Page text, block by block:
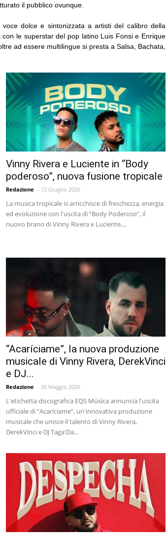
il pubblico ovunque.
dolce e sintonizzata a artisti del calibro della
le superstar del pop latino Luis Fonsi e Enrique
ad essere multilingue si presta a Salsa, Bachata,
Vinny Rivera e Luciente in “Body
poderoso”, nuova fusione tropicale
Redazione - 12 Giugno 2026
La musica tropicale si arricchisce di freschezza, energia
ed evoluzione con l'uscita di “Body Poderoso”, il
nuovo brano di Vinny Rivera e Luciente,...
“Acaríciame”, la nuova produzione
musicale di Vinny Rivera, DerekVinci
e DJ...
Redazione - 30 Maggio 2026
L'etichetta discografica EQS Música annuncia l'uscita
ufficiale di “Acaríciame”, un'innovativa produzione
musicale che unisce il talento di Vinny Rivera,
DerekVinci e DJ Taga'Da...